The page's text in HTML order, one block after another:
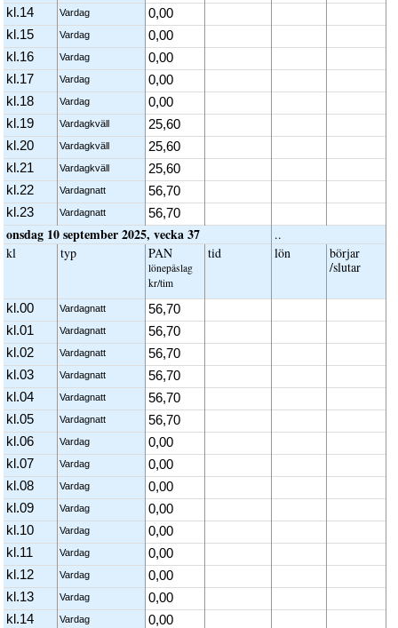
kl.14
Vardag
0,00
kl.15
Vardag
0,00
kl.16
Vardag
0,00
kl.17
Vardag
0,00
kl.18
Vardag
0,00
kl.19
Vardagkväll
25,60
kl.20
Vardagkväll
25,60
kl.21
Vardagkväll
25,60
kl.22
Vardagnatt
56,70
kl.23
Vardagnatt 56,70
onsdag 10 september 2025, vecka 37
..
kl
typ PAN
löne­påslag
kr/tim
tid lön
börjar
/slutar
kl.00 Vardagnatt
56,70
kl.01
Vardagnatt
56,70
kl.02
Vardagnatt
56,70
kl.03
Vardagnatt
56,70
kl.04
Vardagnatt
56,70
kl.05
Vardagnatt
56,70
kl.06
Vardag
0,00
kl.07
Vardag
0,00
kl.08
Vardag
0,00
kl.09
Vardag
0,00
kl.10
Vardag
0,00
kl.11
Vardag
0,00
kl.12
Vardag
0,00
kl.13
Vardag
0,00
kl.14
Vardag
0,00